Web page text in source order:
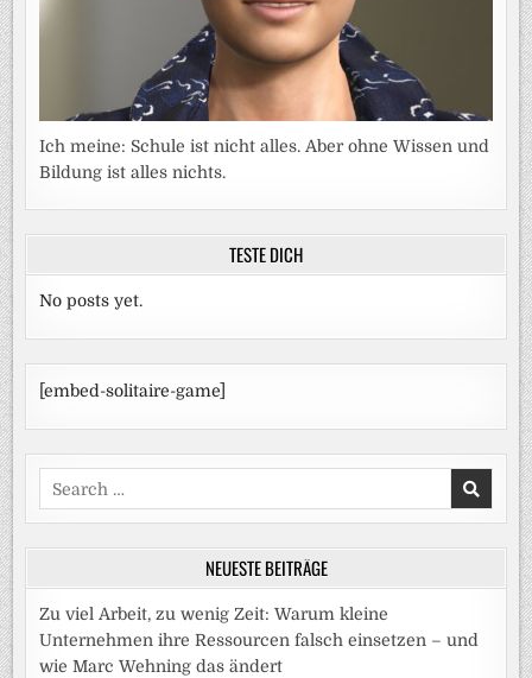
Ich meine: Schule ist nicht alles. Aber ohne Wissen und
Bildung ist alles nichts.
TESTE DICH
No posts yet.
[embed-solitaire-game]
Search
for:
NEUESTE BEITRÄGE
Zu viel Arbeit, zu wenig Zeit: Warum kleine
Unternehmen ihre Ressourcen falsch einsetzen – und
wie Marc Wehning das ändert